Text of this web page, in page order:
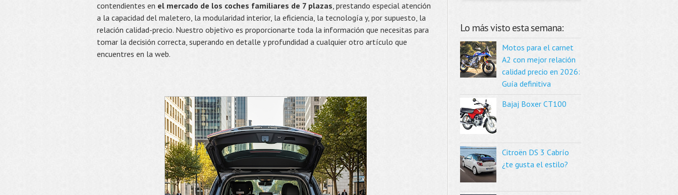
contendientes en el mercado de los coches familiares de 7 plazas, prestando especial atención
a la capacidad del maletero, la modularidad interior, la eficiencia, la tecnología y, por supuesto, la
relación calidad-precio. Nuestro objetivo es proporcionarte toda la información que necesitas para
tomar la decisión correcta, superando en detalle y profundidad a cualquier otro artículo que
encuentres en la web.
Lo más visto esta semana:
Motos para el carnet
A2 con mejor relación
calidad precio en 2026:
Guía definitiva
Bajaj Boxer CT100
Citroën DS 3 Cabrío
¿te gusta el estilo?